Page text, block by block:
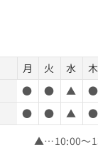
月 火 水 木
● ● ▲ ●
● ● ▲ ●
▲…10:00～